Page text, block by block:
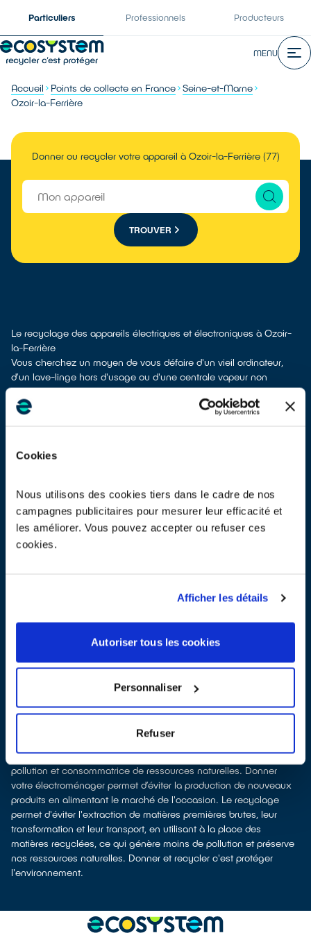
Cookies
Nous utilisons des cookies tiers dans le cadre de nos
campagnes publicitaires pour mesurer leur efficacité et
les améliorer. Vous pouvez accepter ou refuser ces
cookies.
Afficher les détails
Autoriser tous les cookies
Personnaliser
Refuser
Particuliers Professionnels Producteurs
MENU
Accueil Points de collecte en France Seine-et-Marne
Ozoir-la-Ferrière
Donner ou recycler votre appareil à Ozoir-la-Ferrière (77)
TROUVER
Le recyclage des appareils électriques et électroniques à Ozoir-
la-Ferrière
Vous cherchez un moyen de vous défaire d'un vieil ordinateur,
d’un lave-linge hors d'usage ou d'une centrale vapeur non
réparable ? Vous ne savez pas quoi en faire à Ozoir-la-Ferrière ?
Du fait des matériaux qu’ils contiennent, ces DEEE (déchets
d’être recyclés. Ils ne doivent donc pas être jetés en mélange
leur recyclage serait alors impossible.
À Ozoir-la-Ferrière, vous bénéficiez de différents points de
recyclage pour vous défaire de vos anciens équipements
électriques et électroniques.
Plusieurs options s'offrent à vous :
même type neuf
apport en magasinparfois même sans condition d’achat selon
Les points de collecte de Ozoir-la-Ferrière, partenaires
, nous remettent ensuite les équipements collectés
afin que nous prenions en charge leur dépollution et leur
recyclage.
Recycler c’est protéger la santé, l'environnement et les
La production d’équipements électriques neufs est génératrice de
pollution et consommatrice de ressources naturelles. Donner
votre électroménager permet d’éviter la production de nouveaux
produits en alimentant le marché de l'occasion. Le recyclage
permet d'éviter l'extraction de matières premières brutes, leur
transformation et leur transport, en utilisant à la place des
matières recyclées, ce qui génère moins de pollution et préserve
nos ressources naturelles. Donner et recycler c'est protéger
l'environnement.